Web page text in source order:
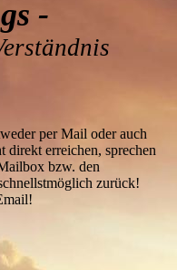
-
per Mail oder auch
direkt erreichen, sprechen
bzw. den
zurück!